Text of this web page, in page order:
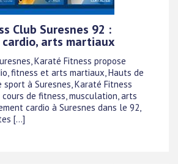
Club Suresnes 92 :
arts martiaux
Karaté Fitness propose
fitness et arts martiaux, Hauts de
sport à Suresnes, Karaté Fitness
de fitness, musculation, arts
cardio à Suresnes dans le 92,
[...]